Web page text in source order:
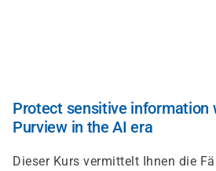
Protect sensitive information
Purview in the AI era
Dieser Kurs vermittelt Ihnen die